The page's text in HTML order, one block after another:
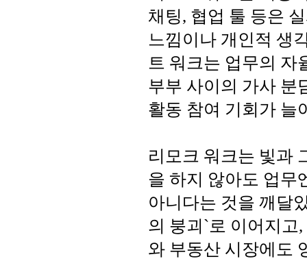
채팅, 협업 툴 등은
느낌이나 개인적 생
트 워크는 업무의 자
부부 사이의 가사 분
활동 참여 기회가 늘
리모크 워크는 빛과
을 하지 않아도 업무
아니다는 것을 깨달
의 붕괴`로 이어지고
와 부동산 시장에도